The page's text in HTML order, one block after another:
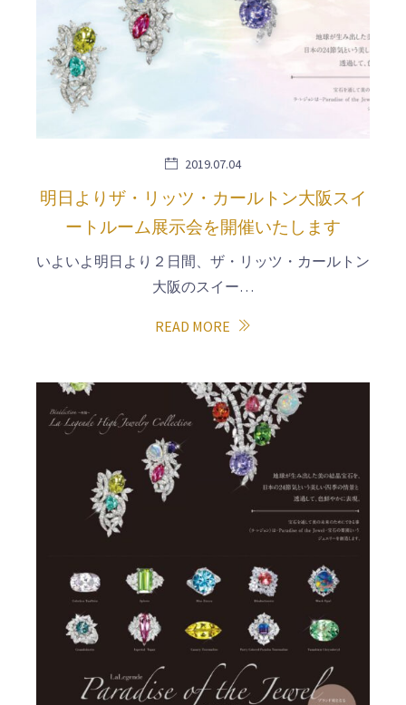
2019.07.04
明日よりザ・リッツ・カールトン大阪スイ
ートルーム展示会を開催いたします
いよいよ明日より２日間、ザ・リッツ・カールトン
大阪のスイー…
READ MORE